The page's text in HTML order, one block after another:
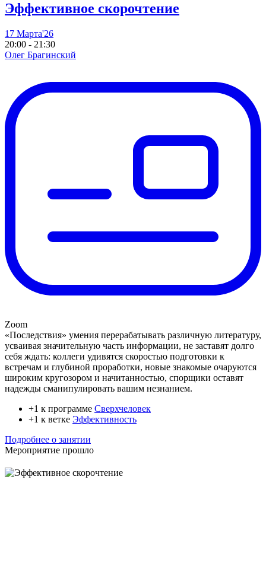
Эффективное скорочтение
17 Марта'26
20:00 - 21:30
Олег Брагинский
Zoom
«Последствия» умения перерабатывать различную литературу,
усваивая значительную часть информации, не заставят долго
себя ждать: коллеги удивятся скоростью подготовки к
встречам и глубиной проработки, новые знакомые очаруются
широким кругозором и начитанностью, спорщики оставят
надежды сманипулировать вашим незнанием.
+1 к программе Сверхчеловек
+1 к ветке Эффективность
Подробнее о занятии
Мероприятие прошло